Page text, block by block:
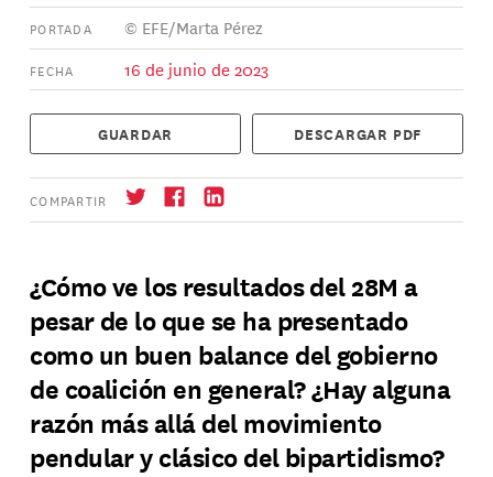
PORTADA © EFE/Marta Pérez
FECHA 16 de junio de 2023
GUARDAR DESCARGAR PDF
COMPARTIR
→ Suscríbase
¿Cómo ve los resultados del 28M a
pesar de lo que se ha presentado
como un buen balance del gobierno
de coalición en general? ¿Hay alguna
razón más allá del movimiento
pendular y clásico del bipartidismo?